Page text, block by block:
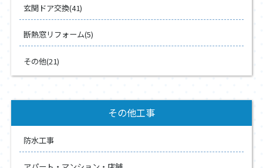
玄関ドア交換(41)
断熱窓リフォーム(5)
その他(21)
その他工事
防水工事